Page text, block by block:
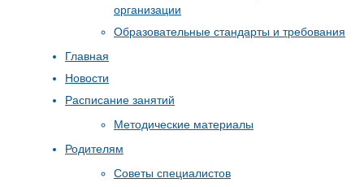
организации
Образовательные стандарты и требования
Главная
Новости
Расписание занятий
Методические материалы
Родителям
Советы специалистов